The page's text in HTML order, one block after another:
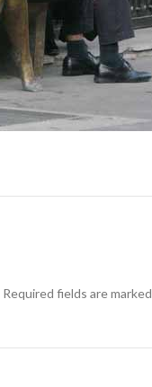
Required fields are marked